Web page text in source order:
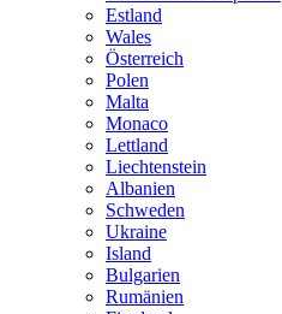
Estland
Wales
Österreich
Polen
Malta
Monaco
Lettland
Liechtenstein
Albanien
Schweden
Ukraine
Island
Bulgarien
Rumänien